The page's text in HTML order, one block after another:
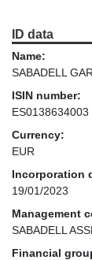
ID data
Name:
SABADELL
ISIN number:
ES0138634003
Currency:
EUR
Incorporation
19/01/2023
Management
SABADELL
Financial